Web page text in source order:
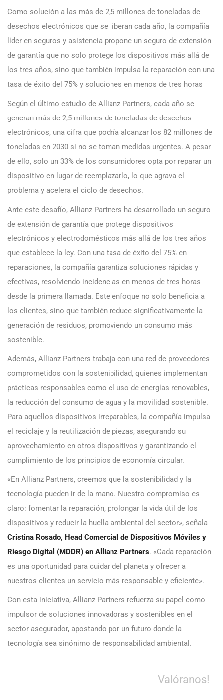
Como solución a las más de 2,5 millones de toneladas de
desechos electrónicos que se liberan cada año, la compañía
líder en seguros y asistencia propone un seguro de extensión
de garantía que no solo protege los dispositivos más allá de
los tres años, sino que también impulsa la reparación con una
tasa de éxito del 75% y soluciones en menos de tres horas
Según el último estudio de Allianz Partners, cada año se
generan más de 2,5 millones de toneladas de desechos
electrónicos, una cifra que podría alcanzar los 82 millones de
toneladas en 2030 si no se toman medidas urgentes. A pesar
de ello, solo un 33% de los consumidores opta por reparar un
dispositivo en lugar de reemplazarlo, lo que agrava el
problema y acelera el ciclo de desechos.
Ante este desafío, Allianz Partners ha desarrollado un seguro
de extensión de garantía que protege dispositivos
electrónicos y electrodomésticos más allá de los tres años
que establece la ley. Con una tasa de éxito del 75% en
reparaciones, la compañía garantiza soluciones rápidas y
efectivas, resolviendo incidencias en menos de tres horas
desde la primera llamada. Este enfoque no solo beneficia a
los clientes, sino que también reduce significativamente la
generación de residuos, promoviendo un consumo más
sostenible.
Además, Allianz Partners trabaja con una red de proveedores
comprometidos con la sostenibilidad, quienes implementan
prácticas responsables como el uso de energías renovables,
la reducción del consumo de agua y la movilidad sostenible.
Para aquellos dispositivos irreparables, la compañía impulsa
el reciclaje y la reutilización de piezas, asegurando su
aprovechamiento en otros dispositivos y garantizando el
cumplimiento de los principios de economía circular.
«En Allianz Partners, creemos que la sostenibilidad y la
tecnología pueden ir de la mano. Nuestro compromiso es
claro: fomentar la reparación, prolongar la vida útil de los
dispositivos y reducir la huella ambiental del sector», señala
Cristina Rosado, Head Comercial de Dispositivos Móviles y
Riesgo Digital (MDDR) en Allianz Partners. «Cada reparación
es una oportunidad para cuidar del planeta y ofrecer a
nuestros clientes un servicio más responsable y eficiente».
Con esta iniciativa, Allianz Partners refuerza su papel como
impulsor de soluciones innovadoras y sostenibles en el
sector asegurador, apostando por un futuro donde la
tecnología sea sinónimo de responsabilidad ambiental.
Valóranos!